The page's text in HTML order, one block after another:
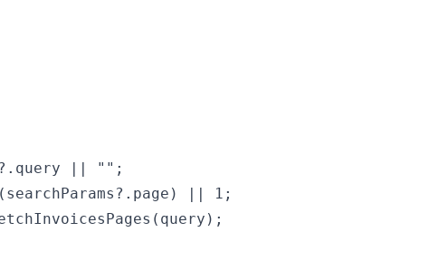
|| "";
|| 1;